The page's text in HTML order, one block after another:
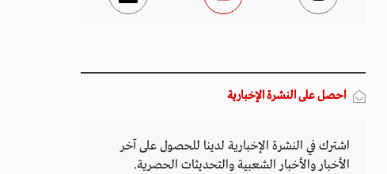
احصل على النشرة الإخبارية
اشترك في النشرة الإخبارية لدينا للحصول على آخر
الأخبار والأخبار الشعبية والتحديثات الحصرية.